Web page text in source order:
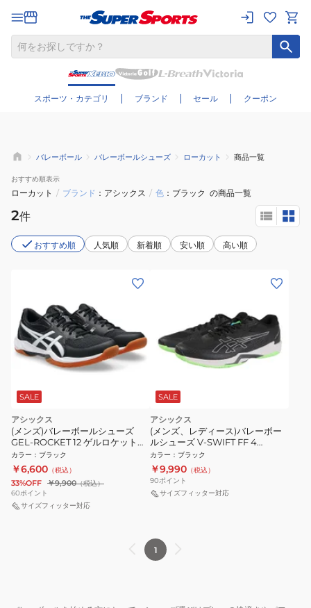
スポーツ・カテゴリ ブランド セール クーポン
さらに絞り込む
バレーボール バレーボールシューズ ローカット 商品一覧
おすすめ順表示
ローカット / ブランド アシックス / 色 ブラック の商品一覧
2件
おすすめ順 人気順 新着順 安い順 高い順
SALE
アシックス
(メンズ)バレーボールシューズ
GEL-ROCKET 12 ゲルロケット
1073A080.001
カラー ： ブラック
￥6,600 （税込）
33%OFF ￥9,900（税込）
60ポイント
サイズフィッター対応
SALE
アシックス
(メンズ、レディース)バレーボー
ルシューズ V-SWIFT FF 4
1053A066.001
カラー ： ブラック
￥9,990 （税込）
90ポイント
サイズフィッター対応
1